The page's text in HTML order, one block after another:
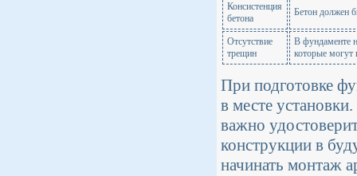
Консистенция
бетона
Бетон должен
Отсутствие
трещин
В фундаменте
которые могут
При подготовке
в месте
важно
конструкции в
начинать монтаж